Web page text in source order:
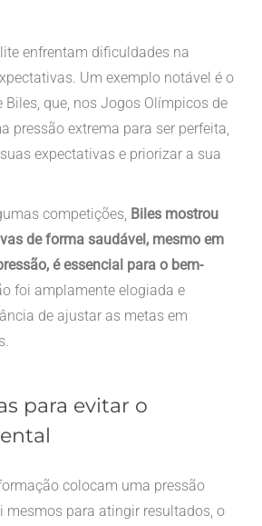
enfrentam dificuldades na
Um exemplo notável é o
Biles, que, nos Jogos Olímpicos de
pressão extrema para ser perfeita,
expectativas e priorizar a sua
competições, Biles mostrou
de forma saudável, mesmo em
é essencial para o bem-
foi amplamente elogiada e
de ajustar as metas em
para evitar o
colocam uma pressão
mesmos para atingir resultados, o